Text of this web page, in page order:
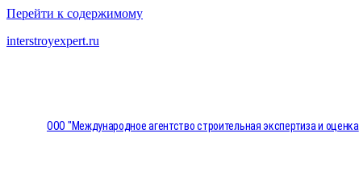
Перейти к содержимому
interstroyexpert.ru
ООО "Международное агентство строительная экспертиза и оценка